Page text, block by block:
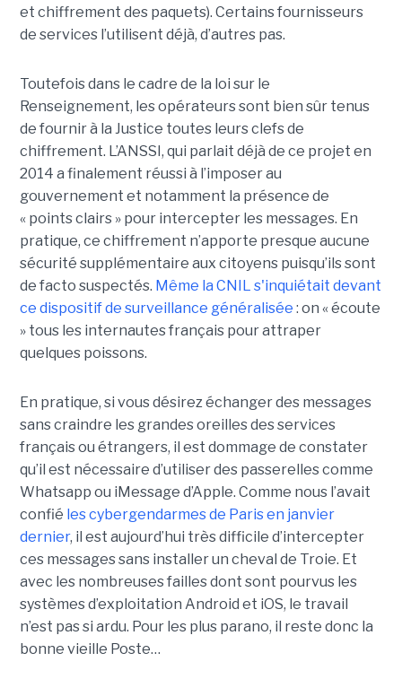
et chiffrement des paquets). Certains fournisseurs
de services l’utilisent déjà, d’autres pas.
Toutefois dans le cadre de la loi sur le
Renseignement, les opérateurs sont bien sûr tenus
de fournir à la Justice toutes leurs clefs de
chiffrement. L’ANSSI, qui parlait déjà de ce projet en
2014 a finalement réussi à l’imposer au
gouvernement et notamment la présence de
« points clairs » pour intercepter les messages. En
pratique, ce chiffrement n’apporte presque aucune
sécurité supplémentaire aux citoyens puisqu’ils sont
de facto suspectés. Même la CNIL s'inquiétait devant
ce dispositif de surveillance généralisée : on « écoute
» tous les internautes français pour attraper
quelques poissons.
En pratique, si vous désirez échanger des messages
sans craindre les grandes oreilles des services
français ou étrangers, il est dommage de constater
qu’il est nécessaire d’utiliser des passerelles comme
Whatsapp ou iMessage d’Apple. Comme nous l’avait
confié les cybergendarmes de Paris en janvier
dernier, il est aujourd’hui très difficile d’intercepter
ces messages sans installer un cheval de Troie. Et
avec les nombreuses failles dont sont pourvus les
systèmes d’exploitation Android et iOS, le travail
n’est pas si ardu. Pour les plus parano, il reste donc la
bonne vieille Poste…